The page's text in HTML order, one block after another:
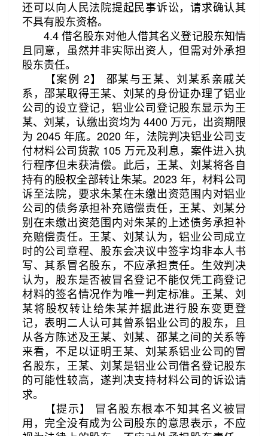
还可以向人民法院提起民事诉讼，请求确认其
不具有股东资格。
4.4 借名股东对他人借其名义登记股东知情
且同意，虽然并非实际出资人，但需对外承担
股东责任。
【案例 2】 邵某与王某、刘某系亲戚关
系，邵某取得王某、刘某的身份证办理了铝业
公司的设立登记，铝业公司登记股东显示为王
某、刘某，认缴出资均为 4400 万元，出资期限
为 2045 年底。2020 年，法院判决铝业公司支
付材料公司货款 105 万元及利息，案件进入执
行程序但未获清偿。此后，王某、刘某将各自
持有的股权全部转让朱某。2023 年，材料公司
诉至法院，要求朱某在未缴出资范围内对铝业
公司的债务承担补充赔偿责任，王某、刘某分
别在未缴出资范围内对朱某的上述债务承担补
充赔偿责任。王某、刘某认为，铝业公司成立
时的公司章程、股东会决议中签字均非本人书
写、其系冒名股东，不应承担责任。生效判决
认为，股东是否被冒名登记不能仅凭工商登记
材料的签名情况作为唯一判定标准。王某、刘
某将股权转让给朱某并据此进行股东变更登
记，表明二人认可其曾系铝业公司的股东，且
从各方陈述及王某、刘某、邵某之间的关系等
来看，不足以证明王某、刘某系铝业公司的冒
名股东，王某、刘某是铝业公司借名登记股东
的可能性较高，遂判决支持材料公司的诉讼请
求。
【提示】 冒名股东根本不知其名义被冒
用，完全没有成为公司股东的意思表示，不应